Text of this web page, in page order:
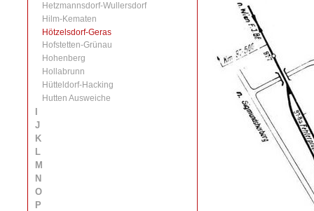
Hetzmannsdorf-Wullersdorf
Hilm-Kematen
Hötzelsdorf-Geras
Hofstetten-Grünau
Hohenberg
Hollabrunn
Hütteldorf-Hacking
Hutten Ausweiche
J
K
L
M
N
O
P